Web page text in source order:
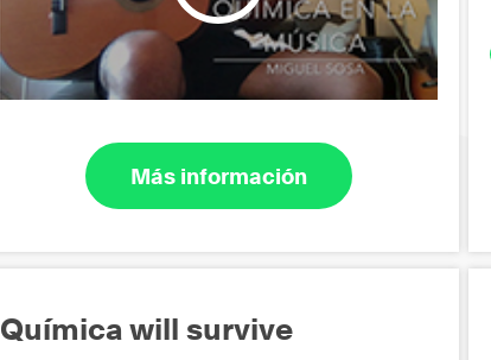
Más información
Química will survive